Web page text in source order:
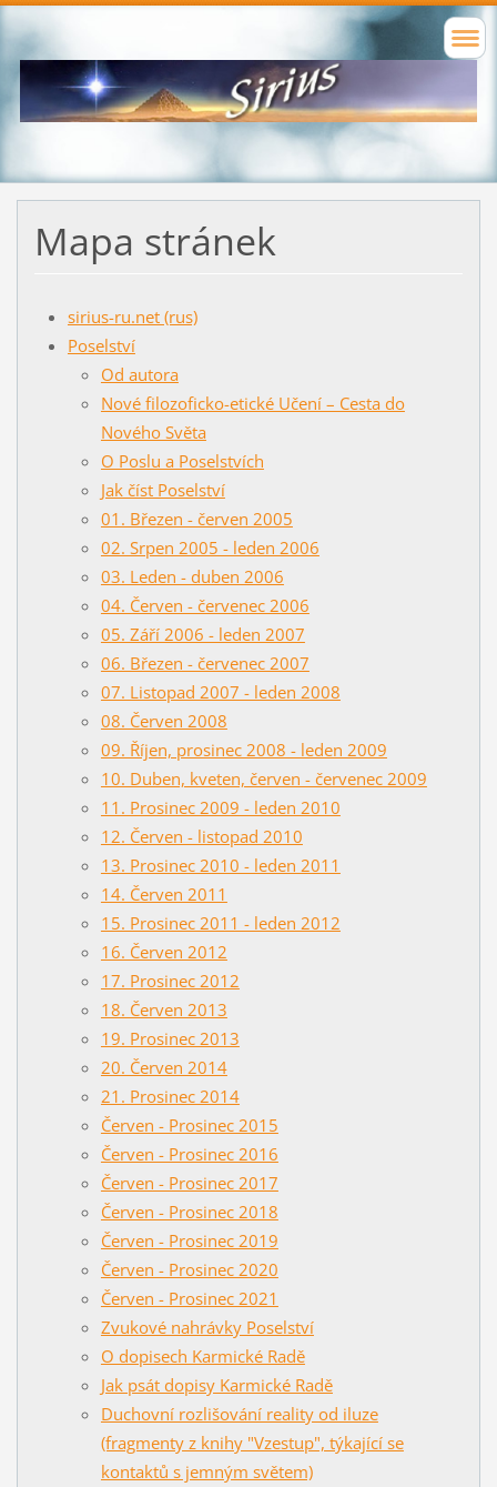
Mapa stránek
sirius-ru.net (rus)
Poselství
Od autora
Nové filozoficko-etické Učení – Сesta do
Nového Světa
O Poslu a Poselstvích
Jak číst Poselství
01. Březen - červen 2005
02. Srpen 2005 - leden 2006
03. Leden - duben 2006
04. Červen - červenec 2006
05. Září 2006 - leden 2007
06. Březen - červenec 2007
07. Listopad 2007 - leden 2008
08. Červen 2008
09. Říjen, prosinec 2008 - leden 2009
10. Duben, kveten, červen - červenec 2009
11. Prosinec 2009 - leden 2010
12. Červen - listopad 2010
13. Prosinec 2010 - leden 2011
14. Červen 2011
15. Prosinec 2011 - leden 2012
16. Červen 2012
17. Prosinec 2012
18. Červen 2013
19. Prosinec 2013
20. Červen 2014
21. Prosinec 2014
Červen - Prosinec 2015
Červen - Prosinec 2016
Červen - Prosinec 2017
Červen - Prosinec 2018
Červen - Prosinec 2019
Červen - Prosinec 2020
Červen - Prosinec 2021
Zvukové nahrávky Poselství
O dopisech Karmické Radě
Jak psát dopisy Karmické Radě
Duchovní rozlišování reality od iluze
(fragmenty z knihy "Vzestup", týkající se
kontaktů s jemným světem)